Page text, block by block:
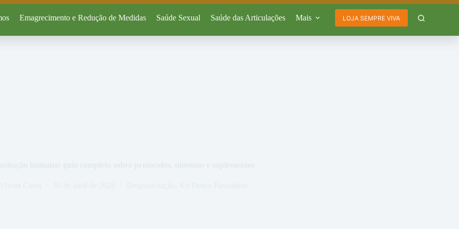
Emagrecimento e Redução de Medidas Saúde Sexual Saúde das Articulações Mais LOJA SEMPRE VIVA